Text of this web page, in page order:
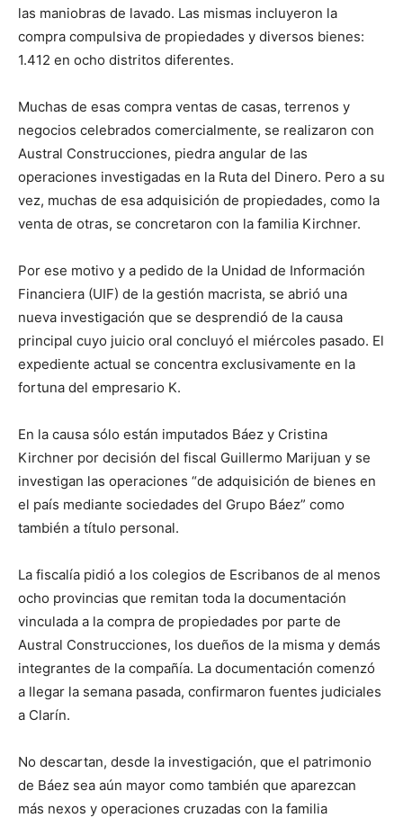
las maniobras de lavado. Las mismas incluyeron la
compra compulsiva de propiedades y diversos bienes:
1.412 en ocho distritos diferentes.
Muchas de esas compra ventas de casas, terrenos y
negocios celebrados comercialmente, se realizaron con
Austral Construcciones, piedra angular de las
operaciones investigadas en la Ruta del Dinero. Pero a su
vez, muchas de esa adquisición de propiedades, como la
venta de otras, se concretaron con la familia Kirchner.
Por ese motivo y a pedido de la Unidad de Información
Financiera (UIF) de la gestión macrista, se abrió una
nueva investigación que se desprendió de la causa
principal cuyo juicio oral concluyó el miércoles pasado. El
expediente actual se concentra exclusivamente en la
fortuna del empresario K.
En la causa sólo están imputados Báez y Cristina
Kirchner por decisión del fiscal Guillermo Marijuan y se
investigan las operaciones “de adquisición de bienes en
el país mediante sociedades del Grupo Báez” como
también a título personal.
La fiscalía pidió a los colegios de Escribanos de al menos
ocho provincias que remitan toda la documentación
vinculada a la compra de propiedades por parte de
Austral Construcciones, los dueños de la misma y demás
integrantes de la compañía. La documentación comenzó
a llegar la semana pasada, confirmaron fuentes judiciales
a Clarín.
No descartan, desde la investigación, que el patrimonio
de Báez sea aún mayor como también que aparezcan
más nexos y operaciones cruzadas con la familia